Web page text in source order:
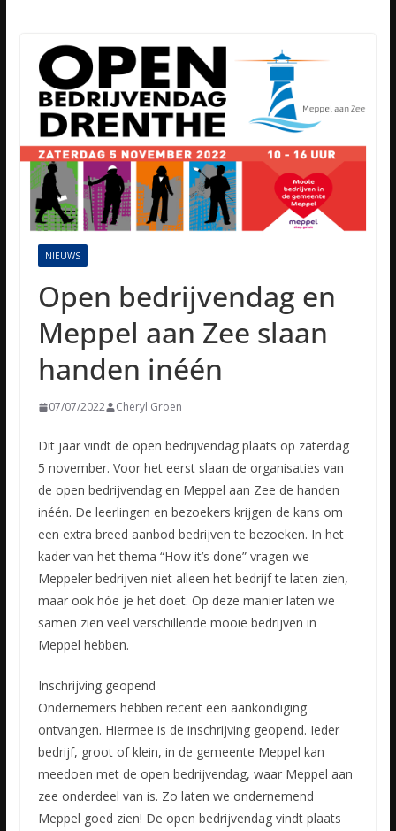
NIEUWS
Open bedrijvendag en
Meppel aan Zee slaan
handen inéén
07/07/2022 Cheryl Groen
Dit jaar vindt de open bedrijvendag plaats op zaterdag
5 november. Voor het eerst slaan de organisaties van
de open bedrijvendag en Meppel aan Zee de handen
inéén. De leerlingen en bezoekers krijgen de kans om
een extra breed aanbod bedrijven te bezoeken. In het
kader van het thema “How it’s done” vragen we
Meppeler bedrijven niet alleen het bedrijf te laten zien,
maar ook hóe je het doet. Op deze manier laten we
samen zien veel verschillende mooie bedrijven in
Meppel hebben.
Inschrijving geopend
Ondernemers hebben recent een aankondiging
ontvangen. Hiermee is de inschrijving geopend. Ieder
bedrijf, groot of klein, in de gemeente Meppel kan
meedoen met de open bedrijvendag, waar Meppel aan
zee onderdeel van is. Zo laten we ondernemend
Meppel goed zien! De open bedrijvendag vindt plaats